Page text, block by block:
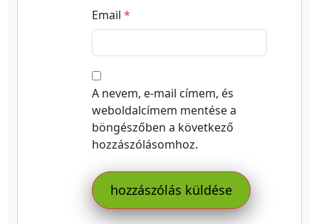
Email *
A nevem, e-mail címem, és
weboldalcímem mentése a
böngészőben a következő
hozzászólásomhoz.